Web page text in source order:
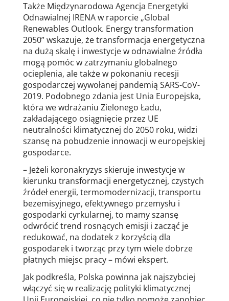
Także Międzynarodowa Agencja Energetyki
Odnawialnej IRENA w raporcie „Global
Renewables Outlook. Energy transformation
2050” wskazuje, że transformacja energetyczna
na dużą skalę i inwestycje w odnawialne źródła
mogą pomóc w zatrzymaniu globalnego
ocieplenia, ale także w pokonaniu recesji
gospodarczej wywołanej pandemią SARS-CoV-
2019. Podobnego zdania jest Unia Europejska,
która we wdrażaniu Zielonego Ładu,
zakładającego osiągnięcie przez UE
neutralności klimatycznej do 2050 roku, widzi
szansę na pobudzenie innowacji w europejskiej
gospodarce.
– Jeżeli koronakryzys skieruje inwestycje w
kierunku transformacji energetycznej, czystych
źródeł energii, termomodernizacji, transportu
bezemisyjnego, efektywnego przemysłu i
gospodarki cyrkularnej, to mamy szansę
odwrócić trend rosnących emisji i zacząć je
redukować, na dodatek z korzyścią dla
gospodarek i tworząc przy tym wiele dobrze
płatnych miejsc pracy – mówi ekspert.
Jak podkreśla, Polska powinna jak najszybciej
włączyć się w realizację polityki klimatycznej